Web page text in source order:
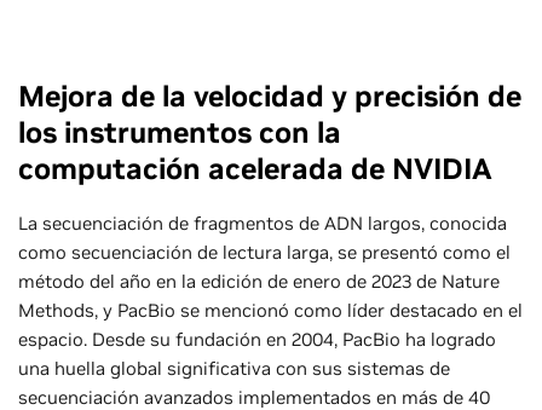
Mejora de la velocidad y precisión de
los instrumentos con la
computación acelerada de NVIDIA
La secuenciación de fragmentos de ADN largos, conocida
como secuenciación de lectura larga, se presentó como el
método del año en la edición de enero de 2023 de Nature
Methods, y PacBio se mencionó como líder destacado en el
espacio. Desde su fundación en 2004, PacBio ha logrado
una huella global significativa con sus sistemas de
secuenciación avanzados implementados en más de 40